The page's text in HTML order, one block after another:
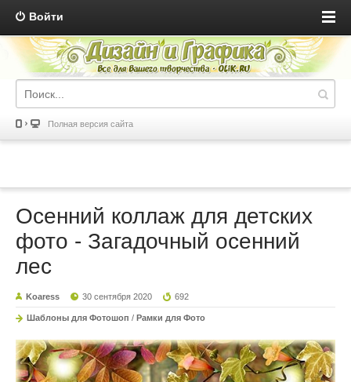
Войти
Полная версия сайта
Осенний коллаж для детских
фото - Загадочный осенний
лес
Koaress 30 сентября 2020 692
Шаблоны для Фотошоп / Рамки для Фото